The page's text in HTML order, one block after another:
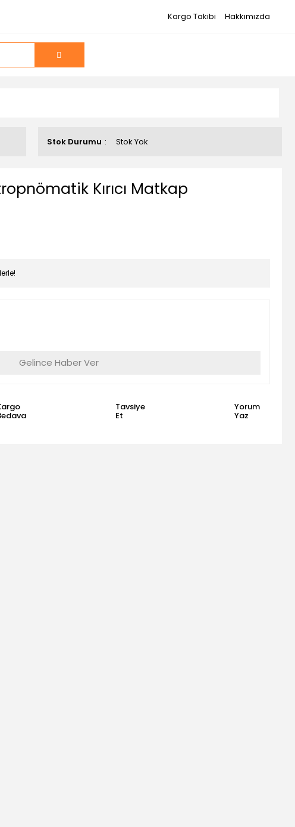
Kargo Takibi Hakkımızda
Stok Durumu Stok Yok
Kırıcı Matkap
Gelince Haber Ver
Tavsiye
Et
Yorum
Yaz